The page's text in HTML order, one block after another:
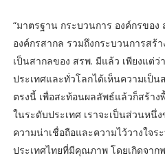
“มาตรฐาน กระบวนการ องค์กรของ
องค์กรสากล รวมถึงกระบวนการส
เป็นสากลของ สรพ. มีแล้ว เพียงแต่ว่
ประเทศและทั่วโลกได้เห็นความเป็
ตรงนี้ เพื่อสะท้อนผลลัพธ์แล้วก็สร้า
ในระดับประเทศ เราจะเป็นส่วนหนึ่ง
ความน่าเชื่อถือและความไว้วางใจ
ประเทศไทยที่มีคุณภาพ โดยเกิดจา